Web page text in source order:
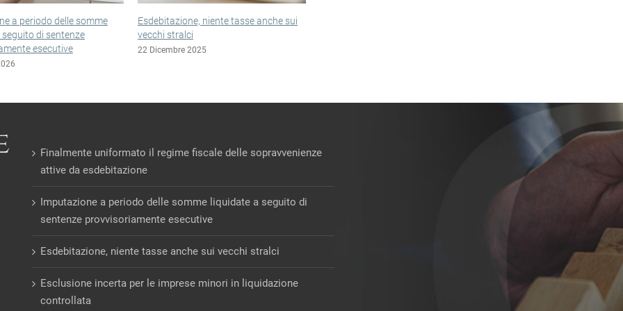
niente tasse anche sui
stralci
2025
Esclusione incerta per le imprese minori
in liquidazione controllata
22 Dicembre 2025
Finalmente uniformato il regime fiscale delle sopravvenienze
attive da esdebitazione
Imputazione a periodo delle somme liquidate a seguito di
sentenze provvisoriamente esecutive
Esdebitazione, niente tasse anche sui vecchi stralci
Esclusione incerta per le imprese minori in liquidazione
controllata